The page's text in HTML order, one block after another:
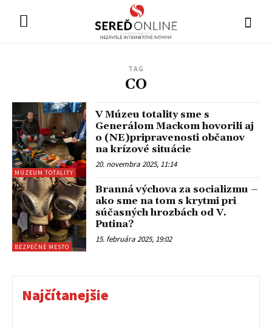
TAG
CO
MÚZEUM TOTALITY
V Múzeu totality sme s
Generálom Mackom hovorili aj
o (NE)pripravenosti občanov
na krízové situácie
20. novembra 2025, 11:14
BEZPEČNÉ MESTO
Branná výchova za socializmu –
ako sme na tom s krytmi pri
súčasných hrozbách od V.
Putina?
15. februára 2025, 19:02
Najčítanejšie